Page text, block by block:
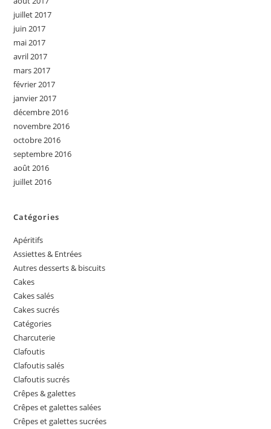
juillet 2017
juin 2017
mai 2017
avril 2017
mars 2017
février 2017
janvier 2017
décembre 2016
novembre 2016
octobre 2016
septembre 2016
août 2016
juillet 2016
Catégories
Apéritifs
Assiettes & Entrées
Autres desserts & biscuits
Cakes
Cakes salés
Cakes sucrés
Catégories
Charcuterie
Clafoutis
Clafoutis salés
Clafoutis sucrés
Crêpes & galettes
Crêpes et galettes salées
Crêpes et galettes sucrées